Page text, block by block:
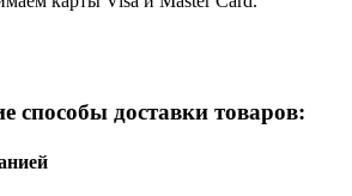
способы доставки товаров: